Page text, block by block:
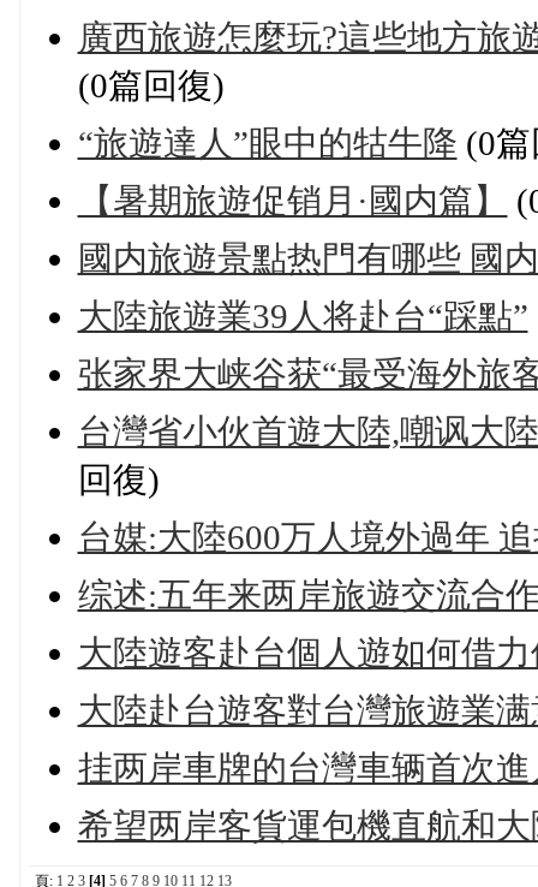
廣西旅遊怎麼玩?這些地方旅
(0篇回復)
“旅遊達人”眼中的牯牛降 (0
【暑期旅遊促销月·國内篇】
國内旅遊景點热門有哪些 國
大陸旅遊業39人将赴台“踩點”
张家界大峡谷获“最受海外旅
台灣省小伙首遊大陸,嘲讽大
回復)
台媒:大陸600万人境外過年
综述:五年来两岸旅遊交流合
大陸遊客赴台個人遊如何借
大陸赴台遊客對台灣旅遊業
挂两岸車牌的台灣車辆首次
希望两岸客貨運包機直航和
頁: 1 2 3 [4] 5 6 7 8 9 10 11 12 13